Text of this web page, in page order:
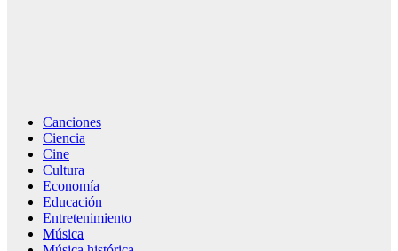
Canciones
Ciencia
Cine
Cultura
Economía
Educación
Entretenimiento
Música